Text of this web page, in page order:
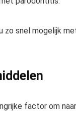
zo snel mogelijk
factor om